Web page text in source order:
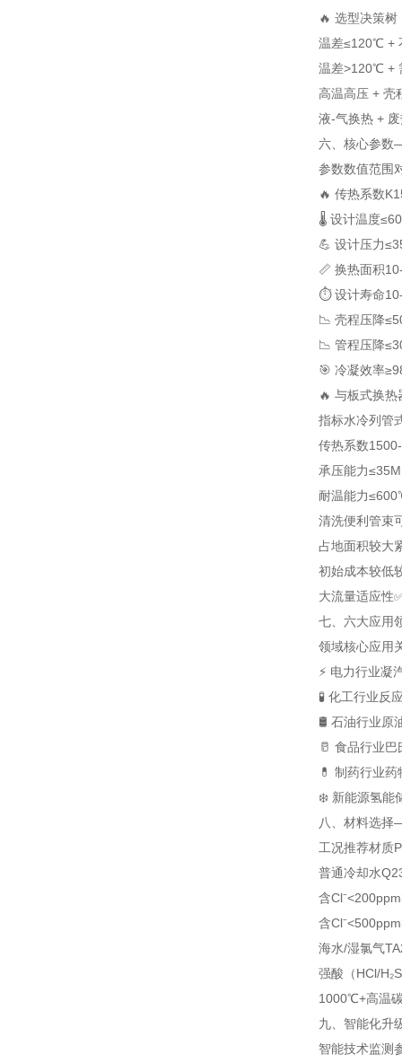
🔥 选型决策树
温差≤120℃ +
温差>120℃ +
高温高压 + 壳
液-气换热 +
六、核心参数
参数数值范围
🔥 传热系数K
🌡️ 设计温度
💪 设计压力
📏 换热面积
⏱️ 设计寿命
📉 壳程压降
📉 管程压降
🎯 冷凝效率
🔥 与板式换热
指标水冷列管
传热系数
承压能力
耐温能力
清洗便利 管束
占地面积较大
初始成本较低
大流量适应性
七、六大应用
领域核心应用
⚡ 电力行业凝
🧪 化工行业反
🛢️ 石油行业原
🥛 食品行业巴
💊 制药行业药
❄️ 新能源氢能
八、材料选
工况推荐材质
普通冷却水
含Cl⁻<200ppm
含Cl⁻<500ppm
海水/湿氯气
强酸（HCl/
1000℃+高温
九、智能化
智能技术监测